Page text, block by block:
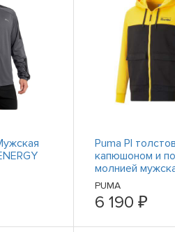
Puma Pl
капюшоном и
молнией
черная
спортивная
одежда 538232
PUMA
6 190 ₽